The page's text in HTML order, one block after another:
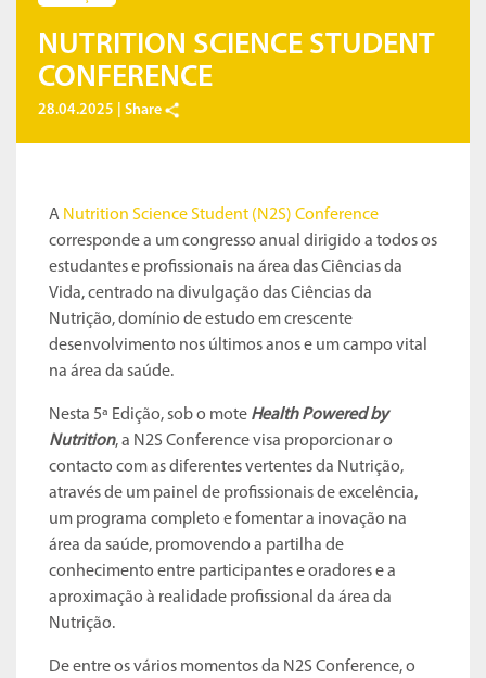
NUTRITION SCIENCE STUDENT
CONFERENCE
28.04.2025 | Share
A Nutrition Science Student (N2S) Conference
corresponde a um congresso anual dirigido a todos os
estudantes e profissionais na área das Ciências da
Vida, centrado na divulgação das Ciências da
Nutrição, domínio de estudo em crescente
desenvolvimento nos últimos anos e um campo vital
na área da saúde.
Nesta 5ª Edição, sob o mote Health Powered by
Nutrition, a N2S Conference visa proporcionar o
contacto com as diferentes vertentes da Nutrição,
através de um painel de profissionais de excelência,
um programa completo e fomentar a inovação na
área da saúde, promovendo a partilha de
conhecimento entre participantes e oradores e a
aproximação à realidade profissional da área da
Nutrição.
De entre os vários momentos da N2S Conference, o